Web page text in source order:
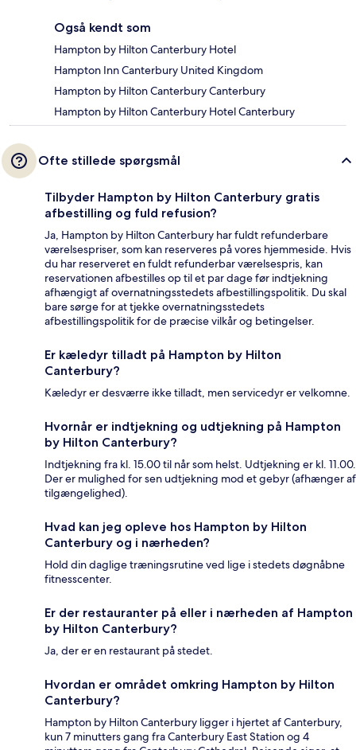
Også kendt som
Hampton by Hilton Canterbury Hotel
Hampton Inn Canterbury United Kingdom
Hampton by Hilton Canterbury Canterbury
Hampton by Hilton Canterbury Hotel Canterbury
Ofte stillede spørgsmål
Tilbyder Hampton by Hilton Canterbury gratis
afbestilling og fuld refusion?
Ja, Hampton by Hilton Canterbury har fuldt refunderbare
værelsespriser, som kan reserveres på vores hjemmeside. Hvis
du har reserveret en fuldt refunderbar værelsespris, kan
reservationen afbestilles op til et par dage før indtjekning
afhængigt af overnatningsstedets afbestillingspolitik. Du skal
bare sørge for at tjekke overnatningsstedets
afbestillingspolitik for de præcise vilkår og betingelser.
Er kæledyr tilladt på Hampton by Hilton
Canterbury?
Kæledyr er desværre ikke tilladt, men servicedyr er velkomne.
Hvornår er indtjekning og udtjekning på Hampton
by Hilton Canterbury?
Indtjekning fra kl. 15.00 til når som helst. Udtjekning er kl. 11.00.
Der er mulighed for sen udtjekning mod et gebyr (afhænger af
tilgængelighed).
Hvad kan jeg opleve hos Hampton by Hilton
Canterbury og i nærheden?
Hold din daglige træningsrutine ved lige i stedets døgnåbne
fitnesscenter.
Er der restauranter på eller i nærheden af Hampton
by Hilton Canterbury?
Ja, der er en restaurant på stedet.
Hvordan er området omkring Hampton by Hilton
Canterbury?
Hampton by Hilton Canterbury ligger i hjertet af Canterbury,
kun 7 minutters gang fra Canterbury East Station og 4